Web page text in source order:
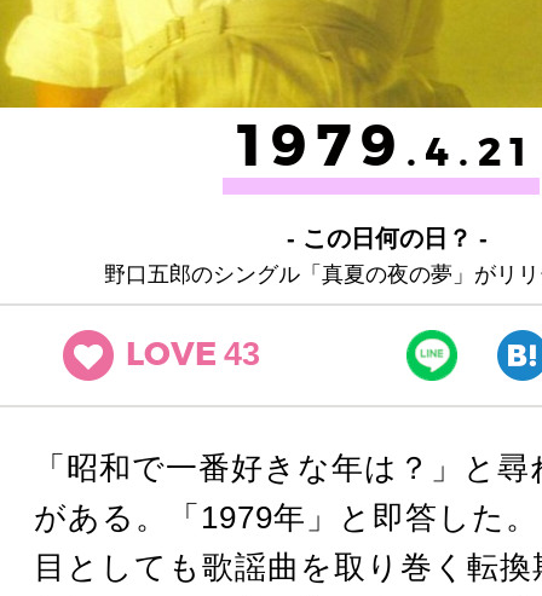
1979 .4.21
- この日何の日？ -
野口五郎のシングル「真夏の夜の夢」がリ
LOVE 43
「昭和で一番好きな年は？」と
がある。「1979年」と即答した
目としても歌謡曲を取り巻く転